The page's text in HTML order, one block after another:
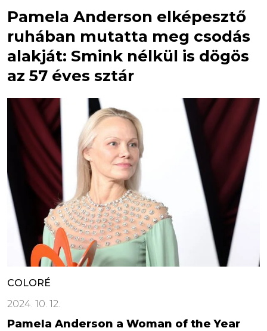
Pamela Anderson elképesztő
ruhában mutatta meg csodás
alakját: Smink nélkül is dögös
az 57 éves sztár
COLORÉ
2024. 10. 12.
Pamela Anderson a Woman of the Year